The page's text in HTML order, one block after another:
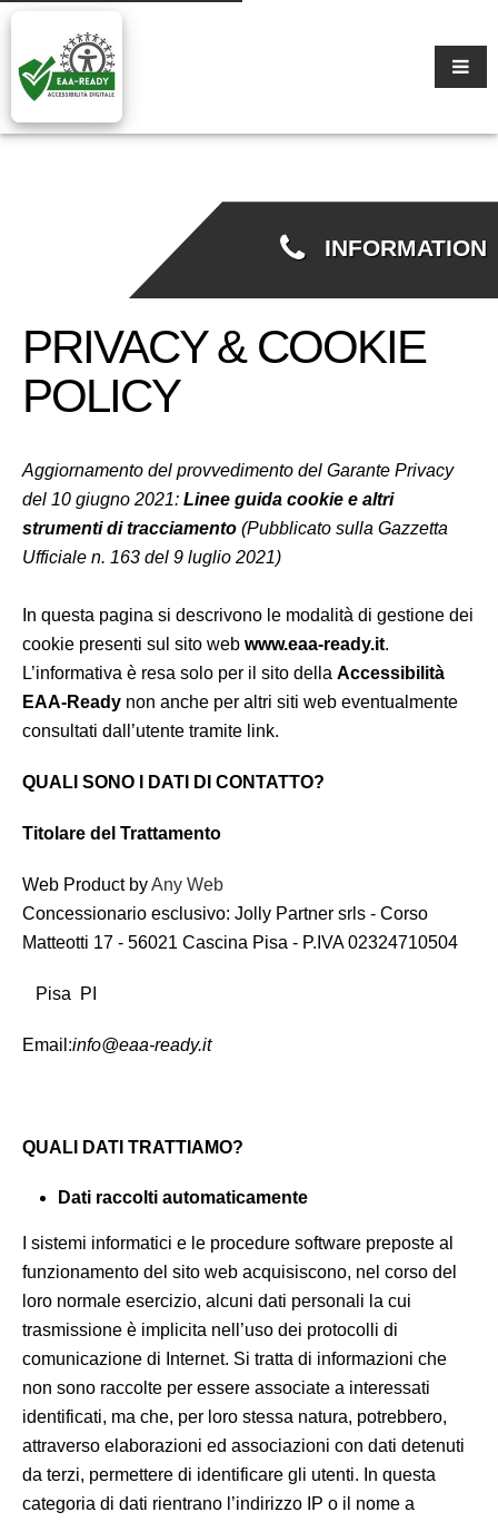
INFORMATION
PRIVACY & COOKIE
POLICY
Aggiornamento del provvedimento del Garante Privacy
del 10 giugno 2021: Linee guida cookie e altri
strumenti di tracciamento (Pubblicato sulla Gazzetta
Ufficiale n. 163 del 9 luglio 2021)
In questa pagina si descrivono le modalità di gestione dei
cookie presenti sul sito web www.eaa-ready.it.
L’informativa è resa solo per il sito della Accessibilità
EAA-Ready non anche per altri siti web eventualmente
consultati dall’utente tramite link.
QUALI SONO I DATI DI CONTATTO?
Titolare del Trattamento
Web Product byAny Web
Concessionario esclusivo: Jolly Partner srls - Corso
Matteotti 17 - 56021 Cascina Pisa - P.IVA 02324710504
Pisa PI
Email:info@eaa-ready.it
QUALI DATI TRATTIAMO?
Dati raccolti automaticamente
I sistemi informatici e le procedure software preposte al
funzionamento del sito web acquisiscono, nel corso del
loro normale esercizio, alcuni dati personali la cui
trasmissione è implicita nell’uso dei protocolli di
comunicazione di Internet. Si tratta di informazioni che
non sono raccolte per essere associate a interessati
identificati, ma che, per loro stessa natura, potrebbero,
attraverso elaborazioni ed associazioni con dati detenuti
da terzi, permettere di identificare gli utenti. In questa
categoria di dati rientrano l’indirizzo IP o il nome a